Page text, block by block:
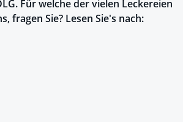
Für welche der vielen Leckereien
fragen Sie? Lesen Sie's nach: